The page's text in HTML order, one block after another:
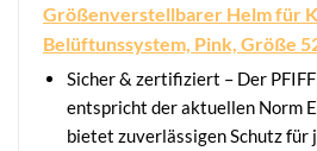
Größenverstellbarer Helm für
Belüftunssystem, Pink, Größe
Sicher & zertifiziert – Der
entspricht der aktuellen Norm
bietet zuverlässigen Schutz für